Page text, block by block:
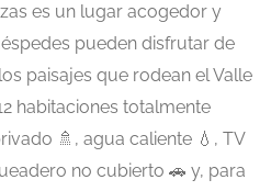
es un lugar acogedor y
pueden disfrutar de
paisajes que rodean el Valle
habitaciones totalmente
🚿, agua caliente 💧, TV
no cubierto 🚗 y, para